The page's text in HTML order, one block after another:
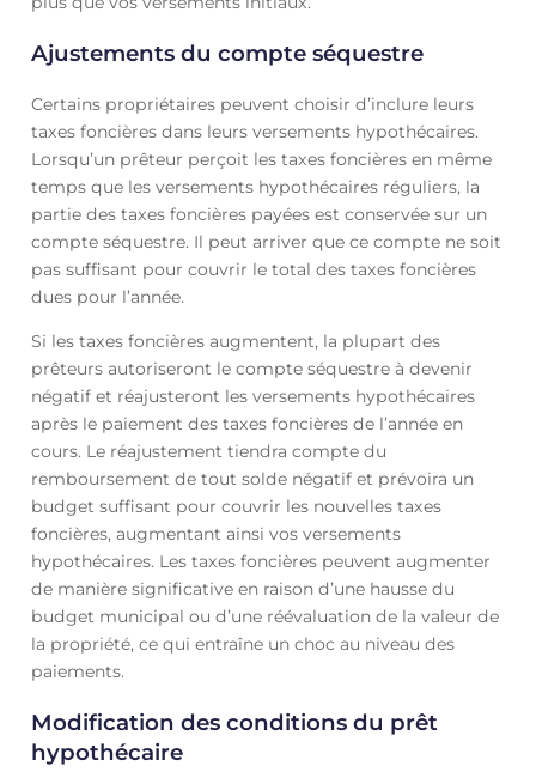
Ajustements du compte séquestre
Certains propriétaires peuvent choisir d’inclure leurs
taxes foncières dans leurs versements hypothécaires.
Lorsqu’un prêteur perçoit les taxes foncières en même
temps que les versements hypothécaires réguliers, la
partie des taxes foncières payées est conservée sur un
compte séquestre. Il peut arriver que ce compte ne soit
pas suffisant pour couvrir le total des taxes foncières
dues pour l’année.
Si les taxes foncières augmentent, la plupart des
prêteurs autoriseront le compte séquestre à devenir
négatif et réajusteront les versements hypothécaires
après le paiement des taxes foncières de l’année en
cours. Le réajustement tiendra compte du
remboursement de tout solde négatif et prévoira un
budget suffisant pour couvrir les nouvelles taxes
foncières, augmentant ainsi vos versements
hypothécaires. Les taxes foncières peuvent augmenter
de manière significative en raison d’une hausse du
budget municipal ou d’une réévaluation de la valeur de
la propriété, ce qui entraîne un choc au niveau des
paiements.
Modification des conditions du prêt
hypothécaire